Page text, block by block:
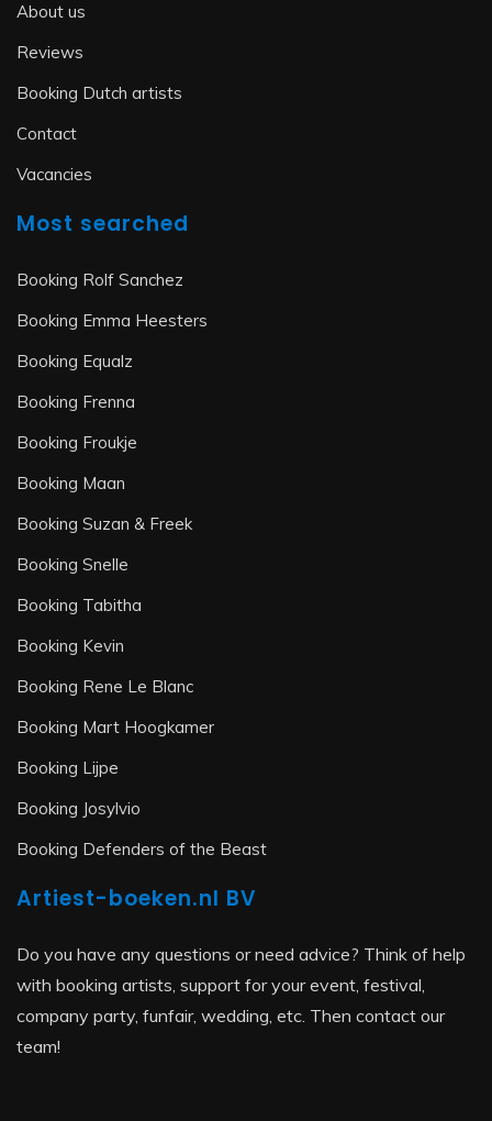
About us
Reviews
Booking Dutch artists
Contact
Vacancies
Most searched
Booking Rolf Sanchez
Booking Emma Heesters
Booking Equalz
Booking Frenna
Booking Froukje
Booking Maan
Booking Suzan & Freek
Booking Snelle
Booking Tabitha
Booking Kevin
Booking Rene Le Blanc
Booking Mart Hoogkamer
Booking Lijpe
Booking Josylvio
Booking Defenders of the Beast
Artiest-boeken.nl BV
Do you have any questions or need advice? Think of help
with booking artists, support for your event, festival,
company party, funfair, wedding, etc. Then contact our
team!